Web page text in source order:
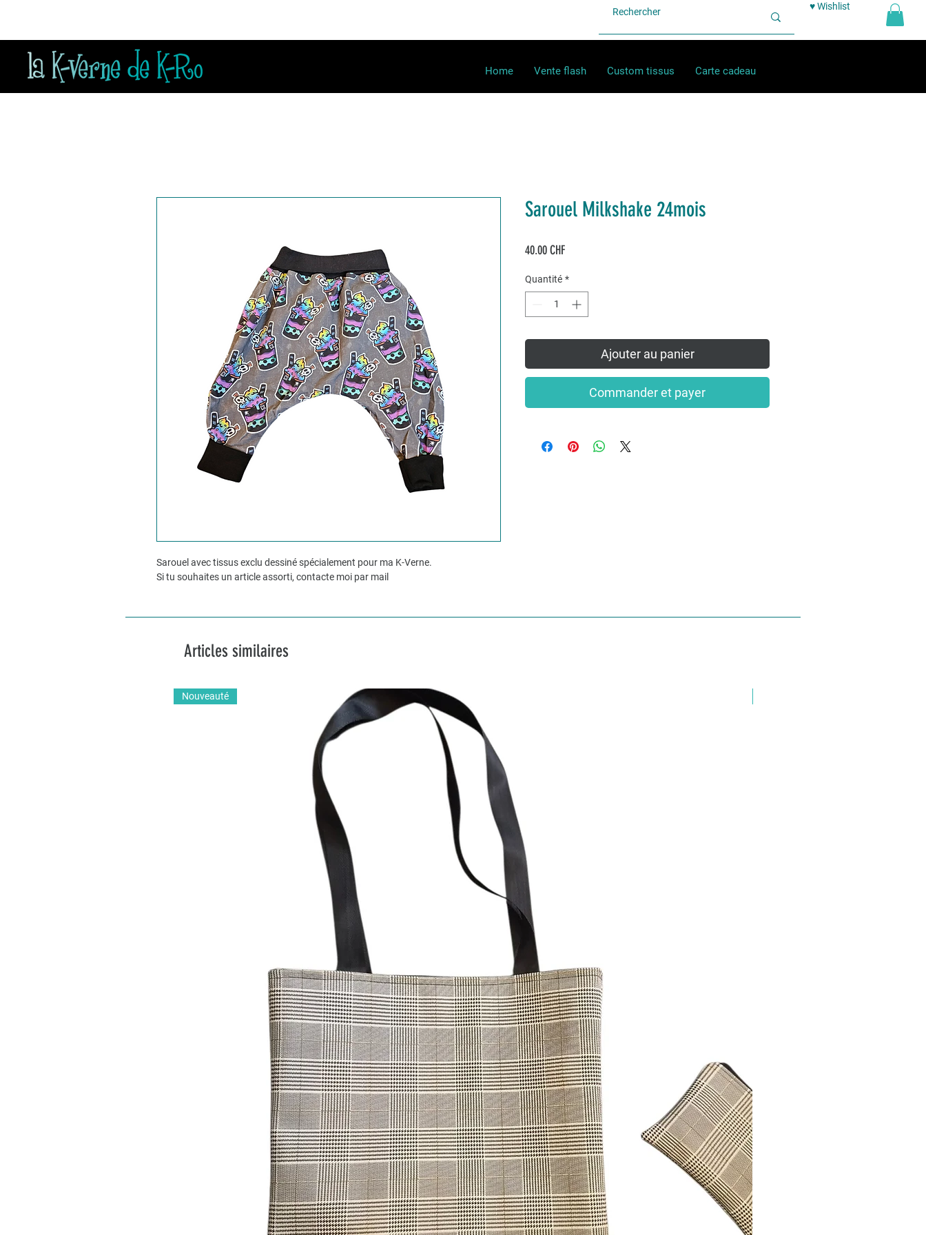
♥ Wishlist
Home Vente flash Custom tissus Carte cadeau
Sarouel avec tissus exclu dessiné spécialement pour ma K-Verne.
Si tu souhaites un article assorti, contacte moi par mail
Sarouel Milkshake 24mois
40.00 CHFPrix
Quantité *
Ajouter au panier
Commander et payer
Articles similaires
Nouveauté